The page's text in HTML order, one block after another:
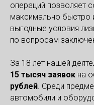
операций позволяет
максимально быстро
выгодные условия
по вопросам
За 18 лет нашей
15 тысяч заявок на
рублей. Среди
автомобили и